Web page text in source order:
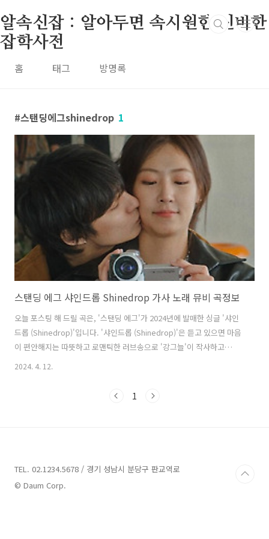
알속신잡 : 알아두면 속시원한 신비한
잡학사전
홈 태그 방명록
스탠딩에그shinedrop 1
스탠딩 에그 샤인드롭 Shinedrop 가사 노래 뮤비 곡정보
오늘 포스팅 해 드릴 곡은, '스탠딩 에그'가 2024년에 발매한 싱글 '샤인
드롭 (Shinedrop)'입니다. '샤인드롭 (Shinedrop)'은 듣고 있으면 마음
이 편안해지는 따뜻하고 로맨틱한 러브송으로 '강그늘'이 작사하고
'Egg1', 'Egg3', '박준하'가 작곡했습니다. 휴일에 늦잠에서 깨어나 특
왠지 가슴 벅찬 행복으로 느껴지는 경우르 담았습니다. 샤인드롭
2024. 4. 12.
1
TEL. 02.1234.5678 / 경기 성남시 분당구 판교역로
© Daum Corp.